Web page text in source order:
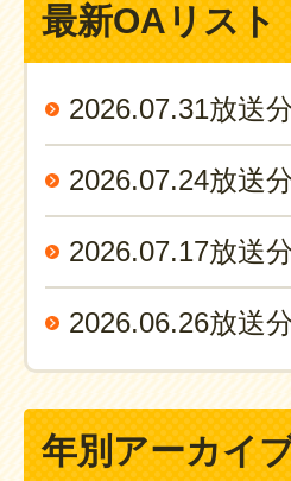
最新OAリスト
2026.07.31放送
2026.07.24放送
2026.07.17放送
2026.06.26放送
年別アーカイ